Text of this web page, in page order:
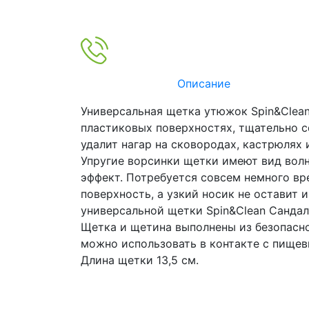
Описание
Универсальная щетка утюжок
пластиковых поверхностях,
удалит нагар на сковородах,
Упругие ворсинки щетки имеют вид
эффект. Потребуется совсем немного
поверхность, а узкий носик не оставит
универсальной щетки Spin&Clean
Щетка и щетина выполнены из
можно использовать в контакте с
Длина щетки 13,5 см.